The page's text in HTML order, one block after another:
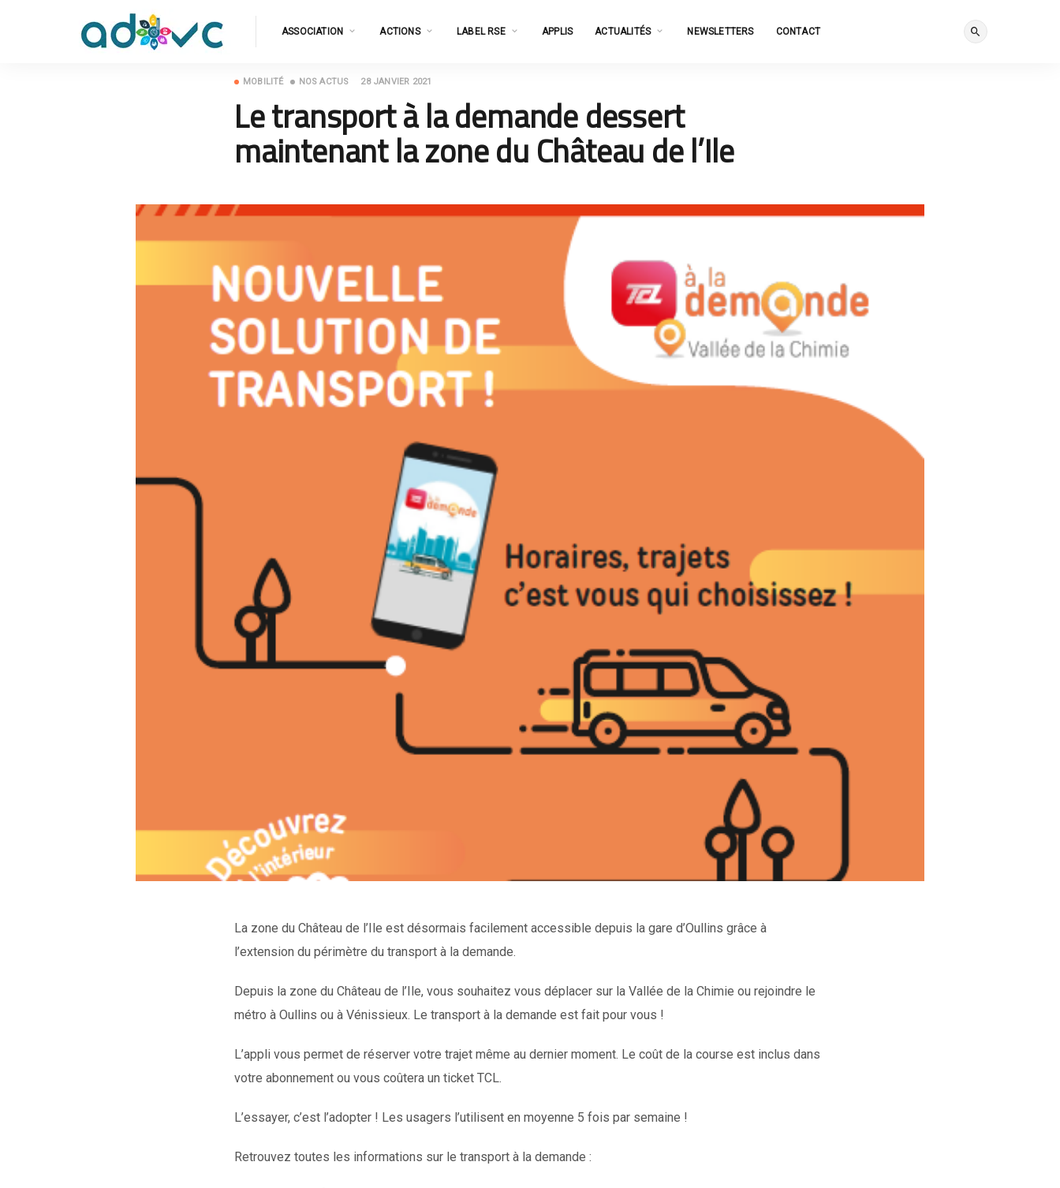
ASSOCIATION ACTIONS LABEL RSE APPLIS ACTUALITÉS NEWSLETTERS CONTACT
MOBILITÉ NOS ACTUS 28 JANVIER 2021
Le transport à la demande dessert
maintenant la zone du Château de l’Ile
La zone du Château de l’Ile est désormais facilement accessible depuis la gare d’Oullins grâce à
l’extension du périmètre du transport à la demande.
Depuis la zone du Château de l’Ile, vous souhaitez vous déplacer sur la Vallée de la Chimie ou rejoindre le
métro à Oullins ou à Vénissieux. Le transport à la demande est fait pour vous !
L’appli vous permet de réserver votre trajet même au dernier moment. Le coût de la course est inclus dans
votre abonnement ou vous coûtera un ticket TCL.
L’essayer, c’est l’adopter ! Les usagers l’utilisent en moyenne 5 fois par semaine !
Retrouvez toutes les informations sur le transport à la demande :